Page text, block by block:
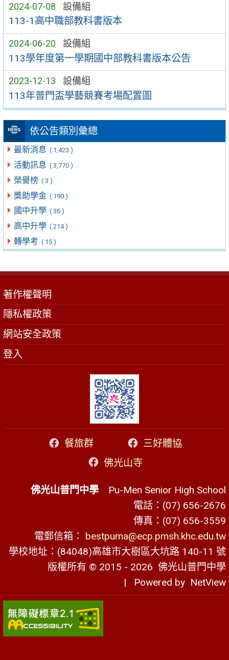
2024-07-08 設備組
113-1高中職部教科書版本
2024-06-20 設備組
113學年度第一學期國中部教科書版本公告
2023-12-13 設備組
113年普門盃學藝競賽考場配置圖
依公告類別彙總
最新消息 ( 1,423 )
活動訊息 ( 3,770 )
榮譽榜 ( 3 )
獎助學金 ( 190 )
國中升學 ( 36 )
高中升學 ( 214 )
轉學考 ( 15 )
著作權聲明
隱私權政策
網站安全政策
登入
餐旅群
三好體協
佛光山寺
佛光山普門中學 Pu-Men Senior High School
電話：(07) 656-2676
傳真：(07) 656-3559
電郵信箱： bestpuma@ecp.pmsh.khc.edu.tw
學校地址：(84048)高雄市大樹區大坑路 140-11 號
版權所有 © 2015 - 2026 佛光山普門中學
| Powered by NetView